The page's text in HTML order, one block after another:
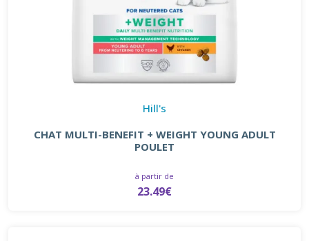
Hill's
CHAT MULTI-BENEFIT + WEIGHT YOUNG ADULT
POULET
à partir de
23.49€